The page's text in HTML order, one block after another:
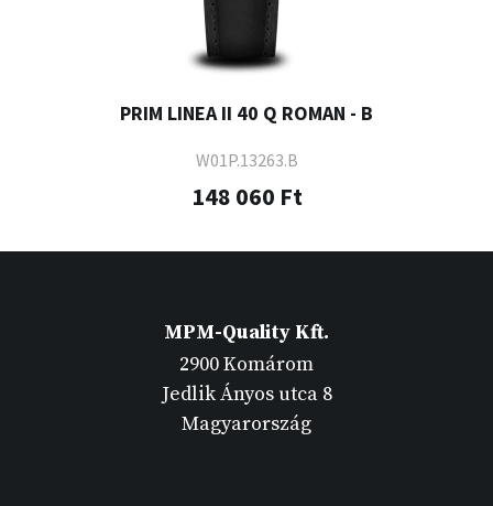
PRIM LINEA II 40 Q ROMAN - B
W01P.13263.B
148 060 Ft
MPM-Quality Kft.
2900 Komárom
Jedlik Ányos utca 8
Magyarország